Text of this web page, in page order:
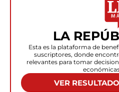
LA
Esta es la plataforma de
suscriptores, donde
relevantes para tomar
VER